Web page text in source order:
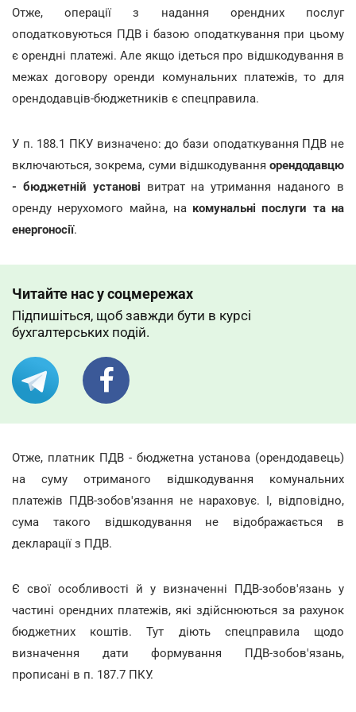
Отже, операції з надання орендних послуг
оподатковуються ПДВ і базою оподаткування при цьому
є орендні платежі. Але якщо ідеться про відшкодування в
межах договору оренди комунальних платежів, то для
орендодавців-бюджетників є спецправила.
У п. 188.1 ПКУ визначено: до бази оподаткування ПДВ не
включаються, зокрема, суми відшкодування орендодавцю
- бюджетній установі витрат на утримання наданого в
оренду нерухомого майна, на комунальні послуги та на
енергоносії.
Читайте нас у соцмережах
Підпишіться, щоб завжди бути в курсі
бухгалтерських подій.
Отже, платник ПДВ - бюджетна установа (орендодавець)
на суму отриманого відшкодування комунальних
платежів ПДВ-зобов'язання не нараховує. І, відповідно,
сума такого відшкодування не відображається в
декларації з ПДВ.
Є свої особливості й у визначенні ПДВ-зобов'язань у
частині орендних платежів, які здійснюються за рахунок
бюджетних коштів. Тут діють спецправила щодо
визначення дати формування ПДВ-зобов'язань,
прописані в п. 187.7 ПКУ.